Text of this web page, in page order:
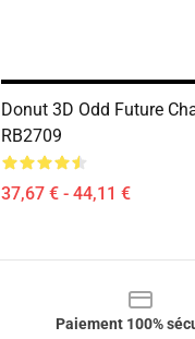
Donut 3D Odd Future
RB2709
37,67 € - 44,11 €
Paiement 100%